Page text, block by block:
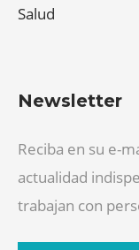
Salud
Newsletter
Reciba en su e-
actualidad
trabajan con